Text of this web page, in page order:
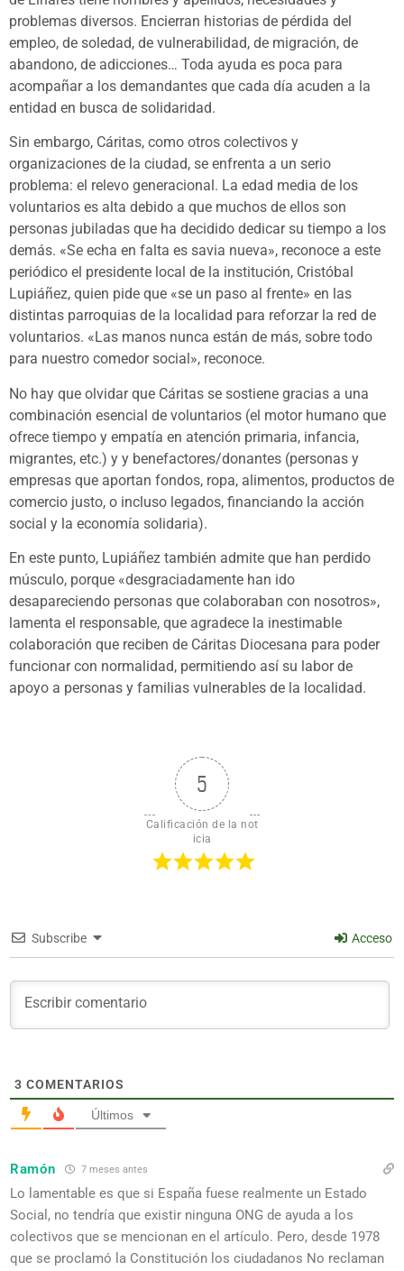
problemas diversos. Encierran historias de pérdida del
empleo, de soledad, de vulnerabilidad, de migración, de
abandono, de adicciones… Toda ayuda es poca para
acompañar a los demandantes que cada día acuden a la
entidad en busca de solidaridad.
Sin embargo, Cáritas, como otros colectivos y
organizaciones de la ciudad, se enfrenta a un serio
problema: el relevo generacional. La edad media de los
voluntarios es alta debido a que muchos de ellos son
personas jubiladas que ha decidido dedicar su tiempo a los
demás. «Se echa en falta es savia nueva», reconoce a este
periódico el presidente local de la institución, Cristóbal
Lupiáñez, quien pide que «se un paso al frente» en las
distintas parroquias de la localidad para reforzar la red de
voluntarios. «Las manos nunca están de más, sobre todo
para nuestro comedor social», reconoce.
No hay que olvidar que Cáritas se sostiene gracias a una
combinación esencial de voluntarios (el motor humano que
ofrece tiempo y empatía en atención primaria, infancia,
migrantes, etc.) y y benefactores/donantes (personas y
empresas que aportan fondos, ropa, alimentos, productos de
comercio justo, o incluso legados, financiando la acción
social y la economía solidaria).
En este punto, Lupiáñez también admite que han perdido
músculo, porque «desgraciadamente han ido
desapareciendo personas que colaboraban con nosotros»,
lamenta el responsable, que agradece la inestimable
colaboración que reciben de Cáritas Diocesana para poder
funcionar con normalidad, permitiendo así su labor de
apoyo a personas y familias vulnerables de la localidad.
5
Calificación de la not
icia
Subscribe Acceso
3 COMENTARIOS
Últimos
Ramón 7 meses antes
Lo lamentable es que si España fuese realmente un Estado
Social, no tendría que existir ninguna ONG de ayuda a los
colectivos que se mencionan en el artículo. Pero, desde 1978
que se proclamó la Constitución los ciudadanos No reclaman